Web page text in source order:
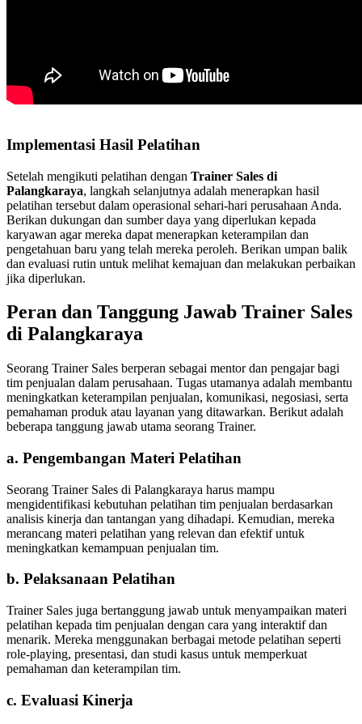
Implementasi Hasil Pelatihan
Setelah mengikuti pelatihan dengan Trainer Sales di
Palangkaraya, langkah selanjutnya adalah menerapkan hasil
pelatihan tersebut dalam operasional sehari-hari perusahaan Anda.
Berikan dukungan dan sumber daya yang diperlukan kepada
karyawan agar mereka dapat menerapkan keterampilan dan
pengetahuan baru yang telah mereka peroleh. Berikan umpan balik
dan evaluasi rutin untuk melihat kemajuan dan melakukan perbaikan
jika diperlukan.
Peran dan Tanggung Jawab Trainer Sales
di Palangkaraya
Seorang Trainer Sales berperan sebagai mentor dan pengajar bagi
tim penjualan dalam perusahaan. Tugas utamanya adalah membantu
meningkatkan keterampilan penjualan, komunikasi, negosiasi, serta
pemahaman produk atau layanan yang ditawarkan. Berikut adalah
beberapa tanggung jawab utama seorang Trainer.
a. Pengembangan Materi Pelatihan
Seorang Trainer Sales di Palangkaraya harus mampu
mengidentifikasi kebutuhan pelatihan tim penjualan berdasarkan
analisis kinerja dan tantangan yang dihadapi. Kemudian, mereka
merancang materi pelatihan yang relevan dan efektif untuk
meningkatkan kemampuan penjualan tim.
b. Pelaksanaan Pelatihan
Trainer Sales juga bertanggung jawab untuk menyampaikan materi
pelatihan kepada tim penjualan dengan cara yang interaktif dan
menarik. Mereka menggunakan berbagai metode pelatihan seperti
role-playing, presentasi, dan studi kasus untuk memperkuat
pemahaman dan keterampilan tim.
c. Evaluasi Kinerja